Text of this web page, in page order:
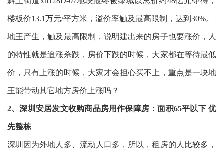
楼板价13.1万元/平方米，溢价率触及最高限制，达到30%。
地王产生，触及最高限制，说明建出来的房子也要涨价，人
的特性就是追涨杀跌，房价下跌的时候，大家都在等待最低
价，只有上涨的时候，大家才会担心买不上，重点是一块地
王能带动其它地方房价上涨吗？
2、深圳安居发文收购商品房用作保障房：面积65平以下 优
先整栋
深圳因为外地人多、流动人口多，所以，租房的人比较多，